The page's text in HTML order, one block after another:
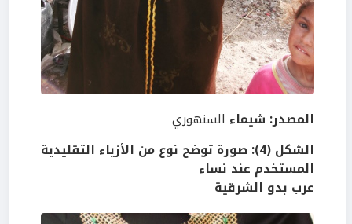
المصدر: شيماء السنهوري
الشكل (4): صورة توضح نوع من الأزياء التقليدية
المستخدم عند نساء
عرب بدو الشرقية